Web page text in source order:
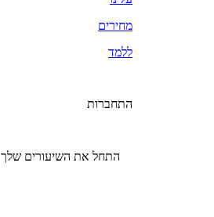
מחירים
ללמד
התחברות
התחל את השיעורים שלך